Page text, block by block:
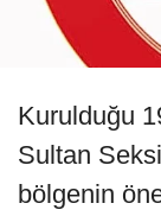
Kurulduğu
Sultan
bölgenin